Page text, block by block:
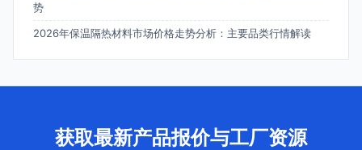
势
2026年保温隔热材料市场价格走势分析：主要品类行情解读
获取最新产品报价与工厂资源